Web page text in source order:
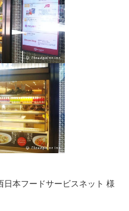
本フードサービスネット 様